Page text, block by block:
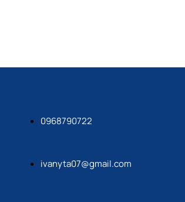
0968790722
ivanyta07@gmail.com